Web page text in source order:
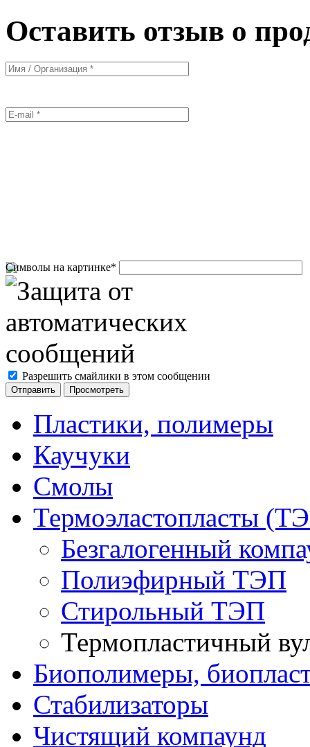
Оставить отзыв о
Символы на картинке*
Разрешить смайлики в этом сообщении
Пластики, полимеры
Каучуки
Смолы
Термоэластопласты
Безгалогенный
Полиэфирный ТЭП
Стирольный ТЭП
Термопластичный
Биополимеры,
Стабилизаторы
Чистящий компаунд